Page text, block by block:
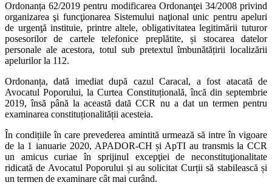
Ordonanța 62/2019 pentru modificarea Ordonanţei 34/2008 privind
organizarea şi funcţionarea Sistemului naţional unic pentru apeluri
de urgenţă instituie, printre altele, obligativitatea legitimării tuturor
posesorilor de cartele telefonice preplătite, și stocarea datelor
personale ale acestora, totul sub pretextul îmbunătățirii localizării
apelurilor la 112.
Ordonanța, dată imediat după cazul Caracal, a fost atacată de
Avocatul Poporului, la Curtea Constituțională, încă din septembrie
2019, însă până la această dată CCR nu a dat un termen pentru
examinarea constituționalității acesteia.
În condițiile în care prevederea amintită urmează să intre în vigoare
de la 1 ianuarie 2020, APADOR-CH și ApTI au transmis la CCR
un amicus curiae în sprijinul excepţiei de neconstituţionalitate
ridicată de Avocatul Poporului și au solicitat Curții să stabilească și
un termen de examinare cât mai curând.